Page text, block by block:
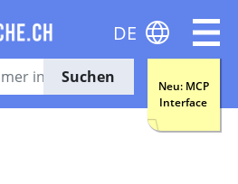
Suchen
Neu: MCP
Interface
DE